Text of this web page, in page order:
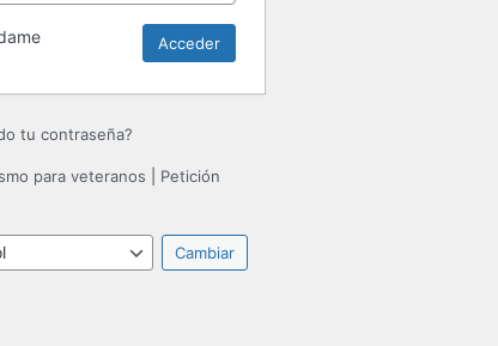
tu contraseña?
para veteranos
Petición